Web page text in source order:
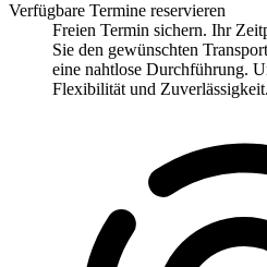
Verfügbare Termine reservieren
Freien Termin sichern. Ihr
Sie den gewünschten
eine nahtlose Durchführung.
Flexibilität und Zuverlässigkeit.